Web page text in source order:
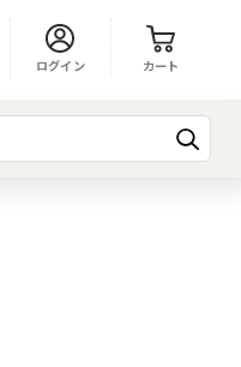
ログイン カート